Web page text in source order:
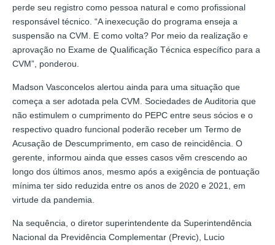
perde seu registro como pessoa natural e como profissional
responsável técnico. “A inexecução do programa enseja a
suspensão na CVM. E como volta? Por meio da realização e
aprovação no Exame de Qualificação Técnica específico para a
CVM”, ponderou.
Madson Vasconcelos alertou ainda para uma situação que
começa a ser adotada pela CVM. Sociedades de Auditoria que
não estimulem o cumprimento do PEPC entre seus sócios e o
respectivo quadro funcional poderão receber um Termo de
Acusação de Descumprimento, em caso de reincidência. O
gerente, informou ainda que esses casos vêm crescendo ao
longo dos últimos anos, mesmo após a exigência de pontuação
mínima ter sido reduzida entre os anos de 2020 e 2021, em
virtude da pandemia.
Na sequência, o diretor superintendente da Superintendência
Nacional da Previdência Complementar (Previc), Lucio